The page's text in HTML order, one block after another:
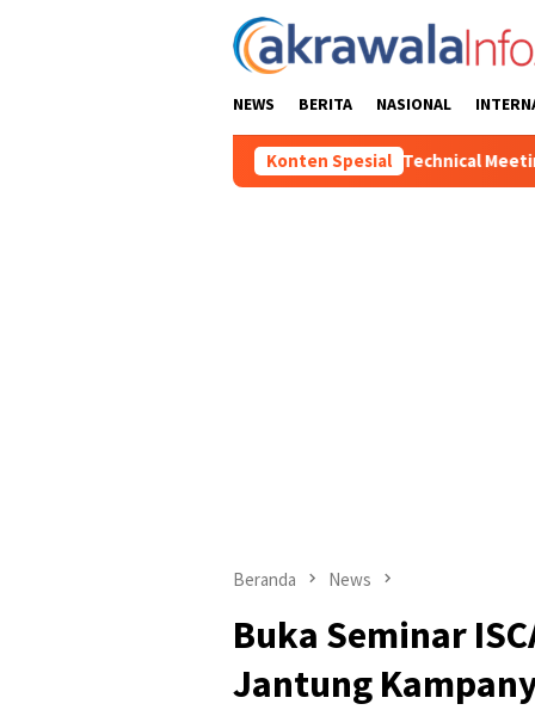
NEWS BERITA NASIONAL
Konten Spesial
Pelaksana Gelar Technical Meeting Pekan Olahraga Tingkat
Beranda News
Buka Seminar
Jantung